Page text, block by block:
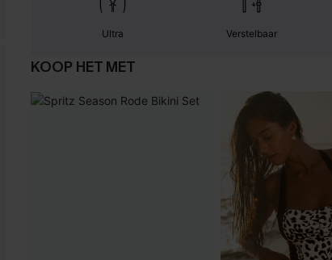
Ultra Verstelbaar
KOOP HET MET